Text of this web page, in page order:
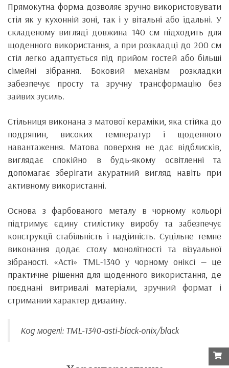
Прямокутна форма дозволяє зручно використовувати
стіл як у кухонній зоні, так і у вітальні або їдальні. У
складеному вигляді довжина 140 см підходить для
щоденного використання, а при розкладці до 200 см
стіл легко адаптується під прийом гостей або більші
сімейні зібрання. Боковий механізм розкладки
забезпечує просту та зручну трансформацію без
зайвих зусиль.
Стільниця виконана з матової кераміки, яка стійка до
подряпин, високих температур і щоденного
навантаження. Матова поверхня не дає відблисків,
виглядає спокійно в будь-якому освітленні та
допомагає зберігати акуратний вигляд навіть при
активному використанні.
Основа з фарбованого металу в чорному кольорі
підтримує єдину стилістику виробу та забезпечує
конструкції стабільність і надійність. Суцільне темне
виконання додає столу монолітності та візуальної
зібраності. «Асті» TML-1340 у чорному оніксі — це
практичне рішення для щоденного використання, де
поєднані витривалі матеріали, зручний формат і
стриманий характер дизайну.
Код моделі: TML-1340-asti-black-onix/black